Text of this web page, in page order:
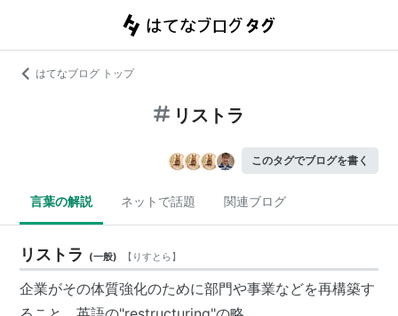
はてなブログ トップ
リストラ
このタグでブログを書く
言葉の解説 ネットで話題 関連ブログ
リストラ (一般) 【 りすとら】
企業がその体質強化のために部門や事業などを再構築す